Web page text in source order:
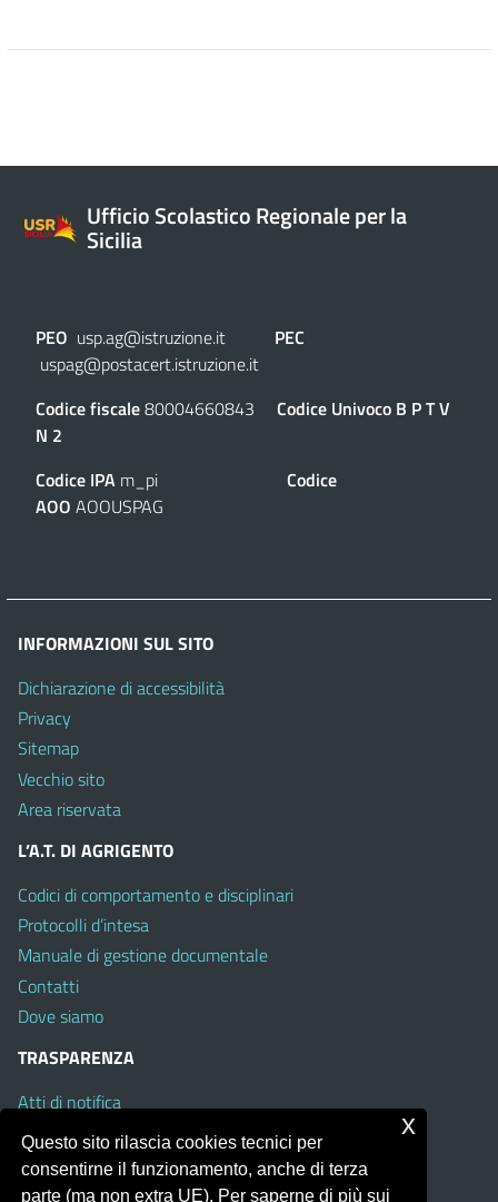
Ufficio Scolastico Regionale per la
Sicilia
PEO usp.ag@istruzione.it
PEC
uspag@postacert.istruzione.it
Codice fiscale80004660843 Codice Univoco B P T V
N 2
Codice IPA m_pi Codice
AOO AOOUSPAG
INFORMAZIONI SUL SITO
Dichiarazione di accessibilità
Privacy
Sitemap
Vecchio sito
Area riservata
L’A.T. DI AGRIGENTO
Codici di comportamento e disciplinari
Protocolli d’intesa
Manuale di gestione documentale
Contatti
Dove siamo
TRASPARENZA
Atti di notifica
Albo on line
Amministrazione Trasparente
Obiettivi di Accessibilità
Questo sito rilascia cookies tecnici per
consentirne il funzionamento, anche di terza
parte (ma non extra UE). Per saperne di più sui
x